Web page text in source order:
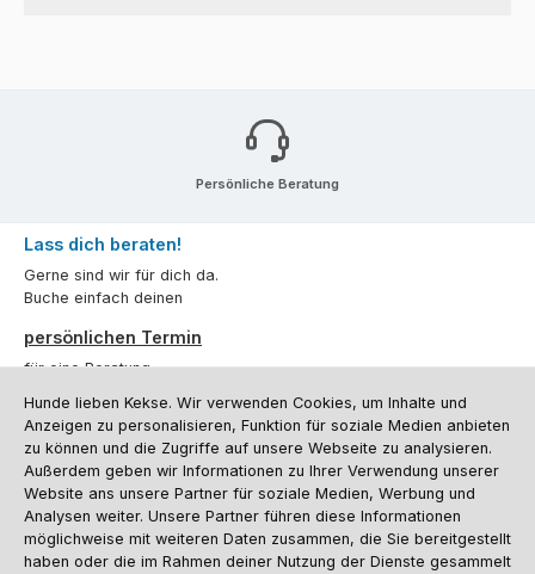
Persönliche Beratung
Lass dich beraten!
Gerne sind wir für dich da.
Buche einfach deinen
persönlichen Termin
für eine Beratung.
Oder über unserKontaktformular.
Vertrag widerrufen
Kundenservice
Hunde lieben Kekse. Wir verwenden Cookies, um Inhalte und
Anzeigen zu personalisieren, Funktion für soziale Medien anbieten
zu können und die Zugriffe auf unsere Webseite zu analysieren.
Außerdem geben wir Informationen zu Ihrer Verwendung unserer
Website ans unsere Partner für soziale Medien, Werbung und
Analysen weiter. Unsere Partner führen diese Informationen
möglichweise mit weiteren Daten zusammen, die Sie bereitgestellt
haben oder die im Rahmen deiner Nutzung der Dienste gesammelt